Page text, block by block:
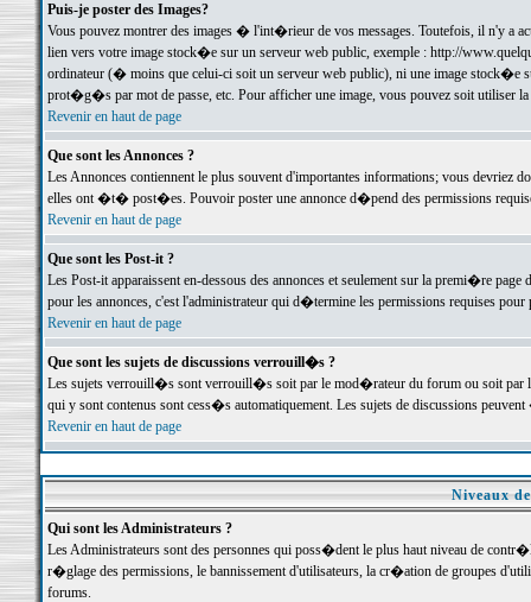
Puis-je poster des Images?
Vous pouvez montrer des images � l'int�rieur de vos messages. Toutefois, il n'y a
lien vers votre image stock�e sur un serveur web public, exemple : http://
ordinateur (� moins que celui-ci soit un serveur web public), ni une image stock�e
prot�g�s par mot de passe, etc. Pour afficher une image, vous pouvez soit
Revenir en haut de page
Que sont les Annonces ?
Les Annonces contiennent le plus souvent d'importantes informations; vous devriez
elles ont �t� post�es. Pouvoir poster une annonce d�pend des permissions
Revenir en haut de page
Que sont les Post-it ?
Les Post-it apparaissent en-dessous des annonces et seulement sur la premi�re
pour les annonces, c'est l'administrateur qui d�termine les permissions requises pour
Revenir en haut de page
Que sont les sujets de discussions verrouill�s ?
Les sujets verrouill�s sont verrouill�s soit par le mod�rateur du forum ou soit par
qui y sont contenus sont cess�s automatiquement. Les sujets de discussions
Revenir en haut de page
Niveaux
Qui sont les Administrateurs ?
Les Administrateurs sont des personnes qui poss�dent le plus haut niveau de
r�glage des permissions, le bannissement d'utilisateurs, la cr�ation de groupes
forums.